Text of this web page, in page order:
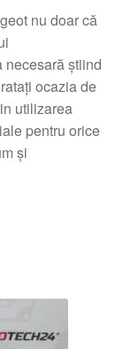
nu doar că
necesară știind
ocazia de
utilizarea
pentru orice
și